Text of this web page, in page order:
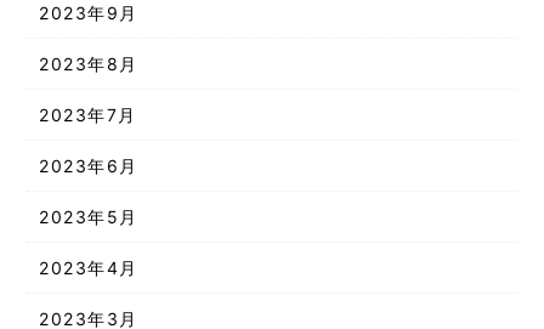
2023年9月
2023年8月
2023年7月
2023年6月
2023年5月
2023年4月
2023年3月